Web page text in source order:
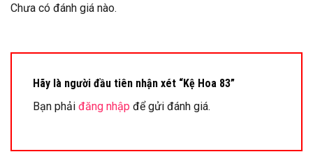
Chưa có đánh giá nào.
Hãy là người đầu tiên nhận xét “Kệ Hoa 83”
Bạn phải đăng nhập để gửi đánh giá.